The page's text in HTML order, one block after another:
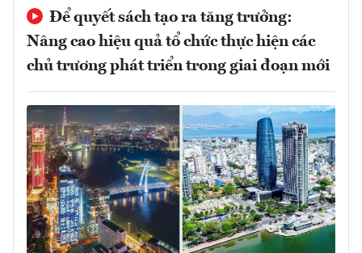
Để quyết sách tạo ra tăng trưởng:
Nâng cao hiệu quả tổ chức thực hiện các
chủ trương phát triển trong giai đoạn mới